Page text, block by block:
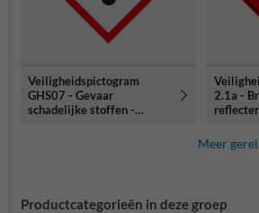
Veiligheidspictogram
GHS07 - Gevaar
schadelijke stoffen -
2.1a -
Meer
Productcategorieën in deze groep